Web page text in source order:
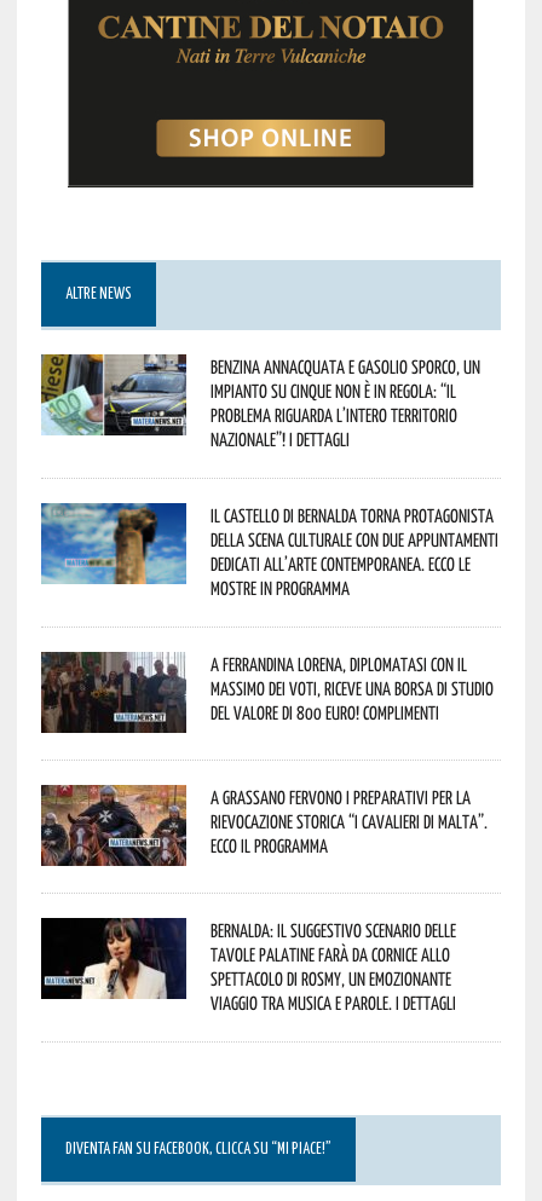
ALTRE NEWS
Benzina annacquata e gasolio sporco, un
impianto su cinque non è in regola: “il
problema riguarda l’intero territorio
Nazionale”! I dettagli
Il Castello di Bernalda torna protagonista
della scena culturale con due appuntamenti
dedicati all’arte contemporanea. Ecco le
mostre in programma
A Ferrandina Lorena, diplomatasi con il
massimo dei voti, riceve una borsa di studio
del valore di 800 euro! Complimenti
A Grassano fervono i preparativi per la
Rievocazione Storica “I CAVALIERI DI MALTA”.
Ecco il programma
Bernalda: il suggestivo scenario delle
Tavole Palatine farà da cornice allo
spettacolo di Rosmy, un emozionante
viaggio tra musica e parole. I dettagli
DIVENTA FAN SU FACEBOOK, CLICCA SU “MI PIACE!”